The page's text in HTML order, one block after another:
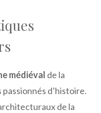
médiéval de la
d’histoire.
de la